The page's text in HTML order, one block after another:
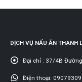
DỊCH VỤ NẤU ĂN THANH
Đại chỉ : 37/4B Đường
Điện thoại: